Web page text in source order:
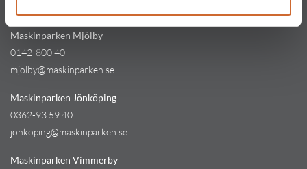
Maskinparken Mjölby
0142-800 40
mjolby@maskinparken.se
Maskinparken Jönköping
0362-93 59 40
jonkoping@maskinparken.se
Maskinparken Vimmerby